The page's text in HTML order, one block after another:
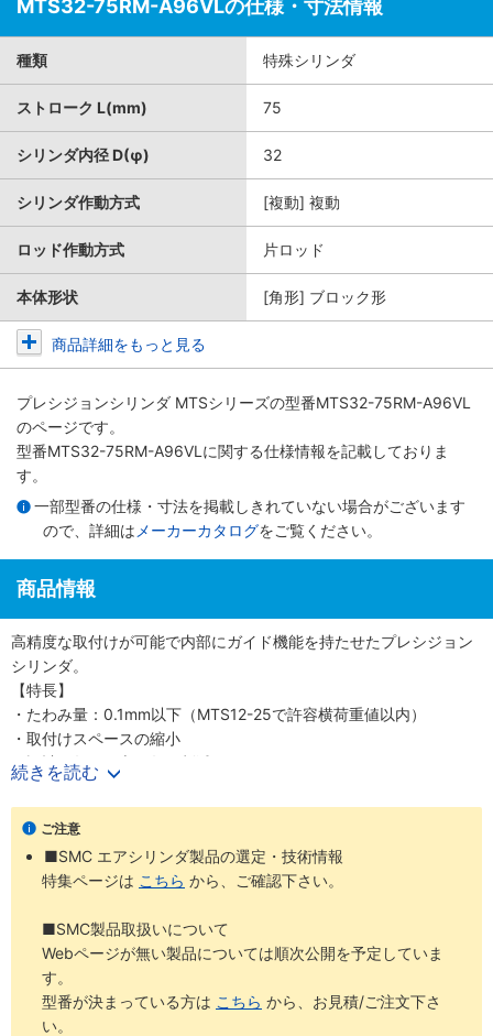
MTS32-75RM-A96VLの仕様・寸法情報
種類 特殊シリンダ
ストローク L(mm) 75
シリンダ内径 D(φ) 32
シリンダ作動方式 [複動] 複動
ロッド作動方式 片ロッド
本体形状 [角形] ブロック形
商品詳細をもっと見る
プレシジョンシリンダ MTSシリーズの型番MTS32-75RM-A96VL
のページです。
型番MTS32-75RM-A96VLに関する仕様情報を記載しておりま
す。
一部型番の仕様・寸法を掲載しきれていない場合がございます
ので、詳細は メーカーカタログをご覧ください。
商品情報
高精度な取付けが可能で内部にガイド機能を持たせたプレシジョン
シリンダ。
【特長】
・たわみ量：0.1mm以下（MTS12-25で許容横荷重値以内）
・取付けスペースの縮小
・設計工数、組立工数の削減
・オートスイッチ4面に取付可能（Φ8は2面）
・3種類の取付けが可能
・タップ取付け（底面取付け・前面取付け）、通し穴取付け（両側
面取付け）
・2種類のロッド先端形状（標準：ロッド先端めねじ、オプション：
・エアクッション付を標準化（Φ8はラバークッション付）
・ヘッド側エンドロックタイプをシリーズ化（Φ12～Φ40）
・特殊形状ロッドパッキンにより、従来品の丸ロッド用と同等のシ
ール性、耐久性を実現
続きを読む
ご注意
■SMC エアシリンダ製品の選定・技術情報
特集ページは こちら から、ご確認下さい。
■SMC製品取扱いについて
Webページが無い製品については順次公開を予定していま
す。
型番が決まっている方は こちら から、お見積/ご注文下さ
い。